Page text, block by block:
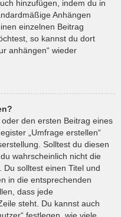
hinzufügen, indem du in
Anhängen
einzelnen Beitrag
so kannst du dort
anhängen“ wieder
den ersten Beitrag eines
„Umfrage erstellen“
Solltest du diesen
wahrscheinlich nicht die
solltest einen Titel und
in die entsprechenden
dass jede
steht. Du kannst auch